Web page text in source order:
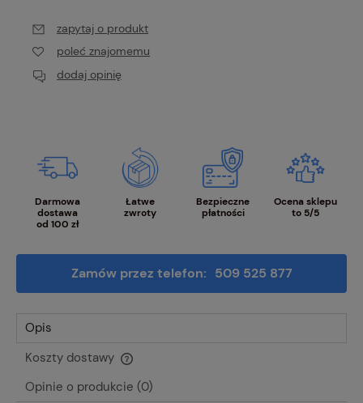
zapytaj o produkt
poleć znajomemu
dodaj opinię
Darmowa
dostawa
od 100 zł
Łatwe
zwroty
Bezpieczne
płatności
Ocena sklepu
to 5/5
Zamów przez telefon: 509 525 877
Opis
Koszty dostawy
Cena nie zawiera ewentualnych kosztów płatności
Opinie o produkcie (0)